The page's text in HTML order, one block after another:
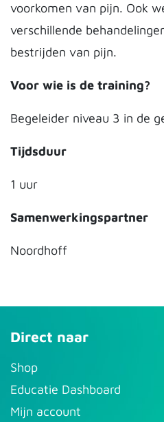
voorkomen van pijn. Ook
verschillende
bestrijden van pijn.
Voor wie is de training?
Begeleider niveau 3 in de
Tijdsduur
1 uur
Samenwerkingspartner
Noordhoff
Direct naar
S​hop
Educatie Dashboard
Mijn account